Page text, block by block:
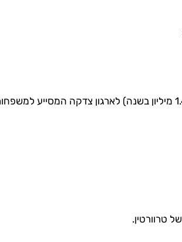
מדי שבוע מנקה עיריית רומא את המזרקה ותורמת חלק גדול מההכנסות (1.4 מיליון בשנה) לארגון צדקה המסייע